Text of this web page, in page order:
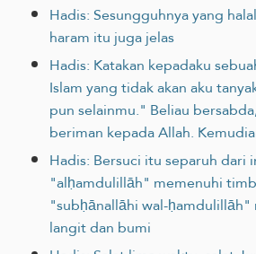
Hadis: Sesungguhnya yang
haram itu juga jelas
Hadis: Katakan kepadaku
Islam yang tidak akan aku
pun selainmu." Beliau
beriman kepada Allah.
Hadis: Bersuci itu separuh dari
"alḥamdulillāh" memenuhi
"subḥānallāhi wal-
langit dan bumi